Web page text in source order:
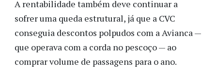
A rentabilidade também deve continuar a
sofrer uma queda estrutural, já que a CVC
conseguia descontos polpudos com a Avianca —
que operava com a corda no pescoço — ao
comprar volume de passagens para o ano.